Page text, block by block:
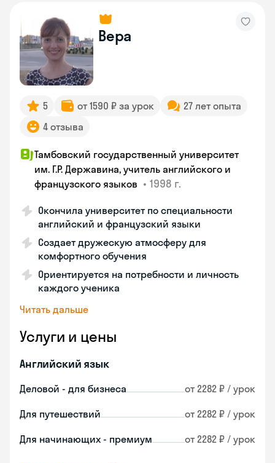
Вера
5 от 1590 ₽ за урок
27 лет опыта
4 отзыва
Тамбовский государственный университет
им. Г.Р. Державина, учитель английского и
французского языков • 1998 г.
Окончила университет по специальности
английский и французский языки
Создает дружескую атмосферу для
комфортного обучения
Ориентируется на потребности и личность
каждого ученика
Читать дальше
Услуги и цены
Английский язык
Деловой - для бизнеса от 2282 ₽ / урок
Для путешествий от 2282 ₽ / урок
Для начинающих - премиум от 2282 ₽ / урок